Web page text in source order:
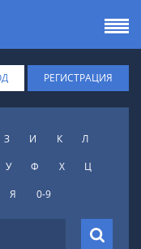
РЕГИСТРАЦИЯ
З И К
Л
У Ф X
Ц
Я 0-9